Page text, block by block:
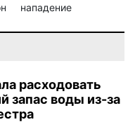
нападение
расходовать
запас воды из-за